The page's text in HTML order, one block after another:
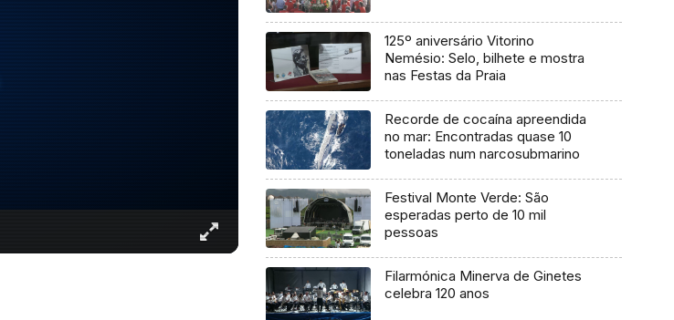
125º aniversário Vitorino
Nemésio: Selo, bilhete e mostra
nas Festas da Praia
Recorde de cocaína apreendida
no mar: Encontradas quase 10
toneladas num narcosubmarino
Festival Monte Verde: São
esperadas perto de 10 mil
pessoas
Filarmónica Minerva de Ginetes
celebra 120 anos